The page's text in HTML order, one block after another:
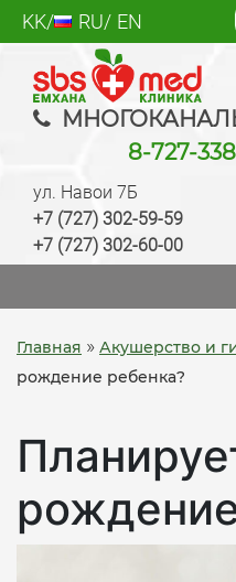
Skip
to
content
KK RU EN
SBS med
Многопрофильный
лаборатория,
качественно
ул. Навои 7Б
+7 (727) 302-59-59
+7 (727) 302-60-00
8-727-
Главная » Акушерство и
рождение ребенка?